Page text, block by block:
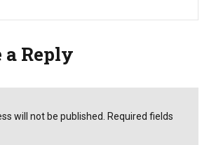
a Reply
will not be published. Required fields